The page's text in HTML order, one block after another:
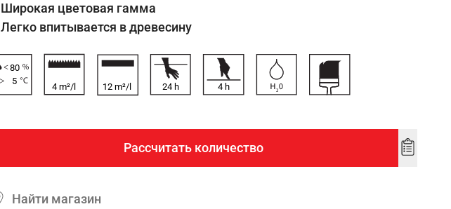
Широкая цветовая гамма
Легко впитывается в древесину
80
5
4 m²/l 12 m²/l 24 h 4 h
Рассчитать количество
Add
Найти магазин